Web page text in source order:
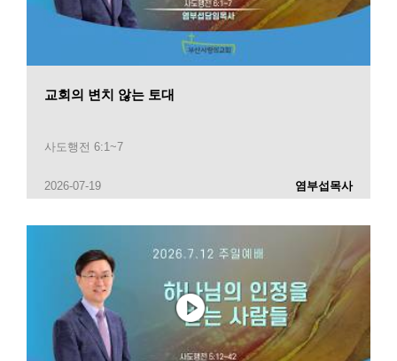
교회의 변치 않는 토대
사도행전 6:1~7
2026-07-19 염부섭목사